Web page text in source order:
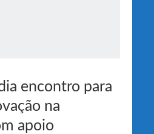
encontro para
na
apoio